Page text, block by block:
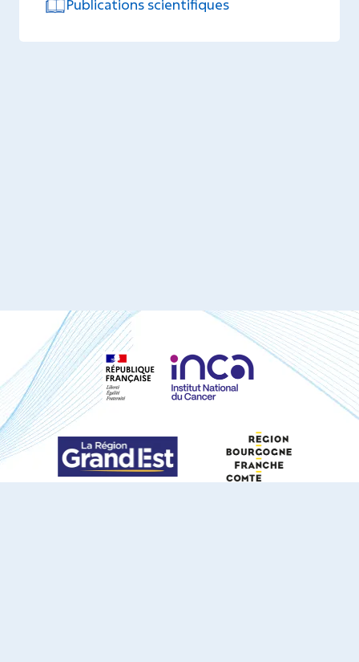
Publications scientifiques